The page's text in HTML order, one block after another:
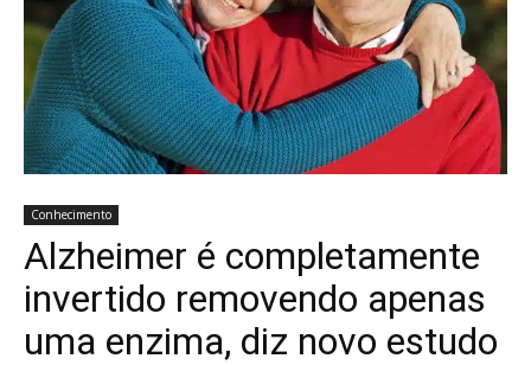
Conhecimento
Alzheimer é completamente
invertido removendo apenas
uma enzima, diz novo estudo